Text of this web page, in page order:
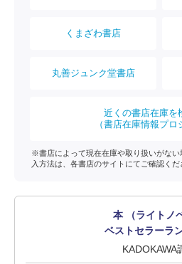
くまざわ書店
丸善ジュンク堂書店
近くの書店在庫を
（書店在庫情報プロ
※書店によって現在在庫や取り扱いがな
入方法は、各書店のサイトにてご確認くだ
本 （ライトノ
ベストセラーラ
KADOKAWA